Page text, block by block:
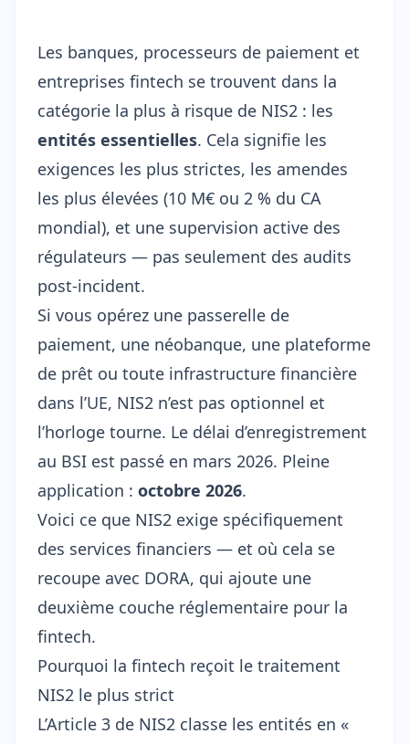
Les banques, processeurs de paiement et
entreprises fintech se trouvent dans la
catégorie la plus à risque de NIS2 : les
entités essentielles. Cela signifie les
exigences les plus strictes, les amendes
les plus élevées (10 M€ ou 2 % du CA
mondial), et une supervision active des
régulateurs — pas seulement des audits
post-incident.
Si vous opérez une passerelle de
paiement, une néobanque, une plateforme
de prêt ou toute infrastructure financière
dans l’UE, NIS2 n’est pas optionnel et
l’horloge tourne. Le délai d’enregistrement
au BSI est passé en mars 2026. Pleine
application : octobre 2026.
Voici ce que NIS2 exige spécifiquement
des services financiers — et où cela se
recoupe avec DORA, qui ajoute une
deuxième couche réglementaire pour la
fintech.
Pourquoi la fintech reçoit le traitement
NIS2 le plus strict
L’Article 3 de NIS2 classe les entités en «